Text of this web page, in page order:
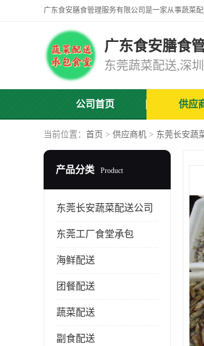
广东食安膳食
公司首页 供应
当前位置： 首页 > 供应商机 > 东莞长安蔬
产品分类 Product
东莞长安蔬菜配送公司
东莞工厂食堂承包
海鲜配送
团餐配送
蔬菜配送
副食配送